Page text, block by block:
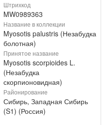
Штрихкод
MW0989363
Название в коллекции
Myosotis palustris (Незабудка
болотная)
Принятое название
Myosotis scorpioides L.
(Незабудка
скорпионовидная)
Районирование
Сибирь, Западная Сибирь
(S1) (Россия)